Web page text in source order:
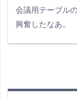
会議用テーブル
興奮したなあ。